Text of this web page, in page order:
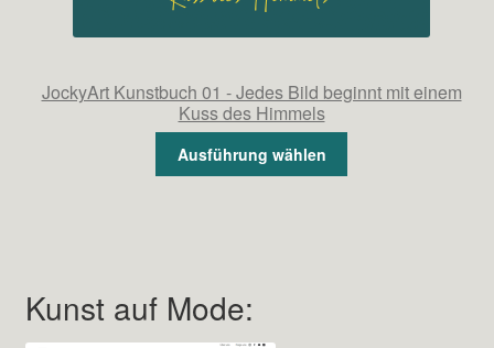
JockyArt Kunstbuch 01 - Jedes Bild beginnt mit einem
Kuss des Himmels
Ausführung wählen
Kunst auf Mode: